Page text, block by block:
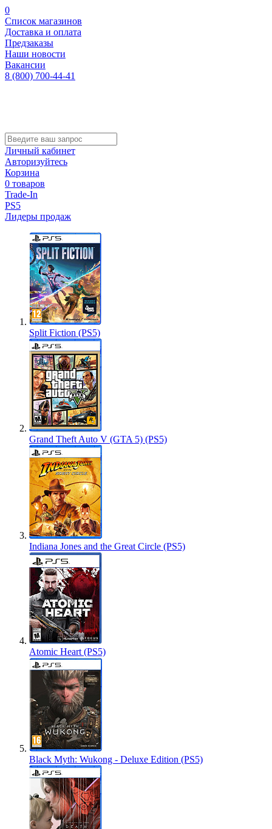
0
Список магазинов
Доставка и оплата
Предзаказы
Наши новости
Вакансии
8 (800) 700-44-41
Личный кабинет
Авторизуйтесь
Корзина
0 товаров
Trade-In
PS5
Лидеры продаж
Split Fiction (PS5)
Grand Theft Auto V (GTA 5) (PS5)
Indiana Jones and the Great Circle (PS5)
Atomic Heart (PS5)
Black Myth: Wukong - Deluxe Edition (PS5)